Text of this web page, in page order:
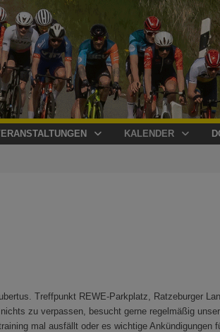
KALENDER
Treffpunkt REWE-Parkplatz, Ratzeburger
zu verpassen, besucht gerne regelmäßig
mal ausfällt oder es wichtige Ankündigungen